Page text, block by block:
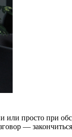
или просто при
—